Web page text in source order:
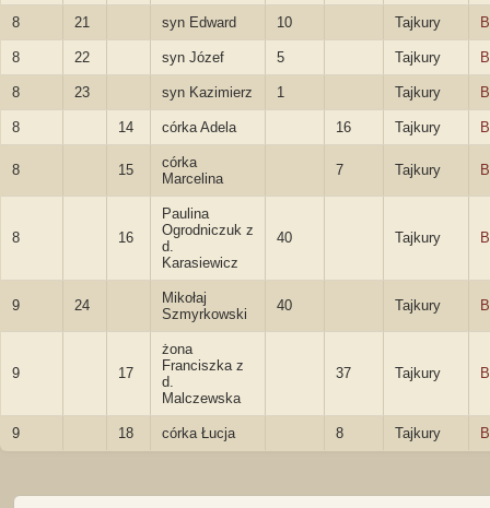
8 21 syn Edward 10 Tajkury
8 22 syn Józef 5 Tajkury
8 23 syn Kazimierz 1 Tajkury
8 14 córka Adela 16 Tajkury
8 15
córka
Marcelina
7 Tajkury
8 16
Paulina
Ogrodniczuk z
d.
Karasiewicz
40 Tajkury
9 24
Mikołaj
Szmyrkowski
40 Tajkury
9 17
żona
Franciszka z
d.
Malczewska
37 Tajkury
9 18 córka Łucja 8 Tajkury